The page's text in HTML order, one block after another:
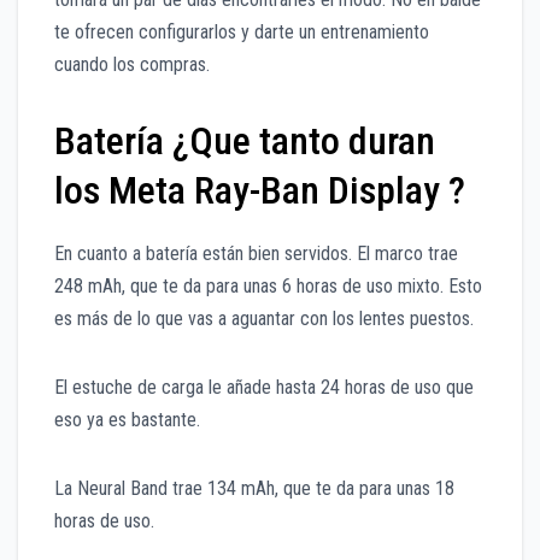
te ofrecen configurarlos y darte un entrenamiento
cuando los compras.
Batería ¿Que tanto duran
los Meta Ray-Ban Display ?
En cuanto a batería están bien servidos. El marco trae
248 mAh, que te da para unas 6 horas de uso mixto. Esto
es más de lo que vas a aguantar con los lentes puestos.
El estuche de carga le añade hasta 24 horas de uso que
eso ya es bastante.
La Neural Band trae 134 mAh, que te da para unas 18
horas de uso.